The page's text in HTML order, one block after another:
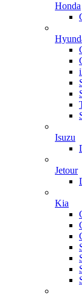
Honda
Isuzu
Jetour
Kia